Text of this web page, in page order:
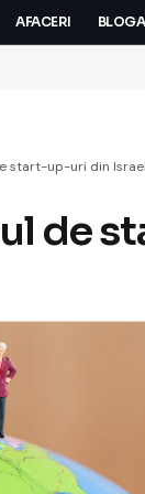
AFACERI
start-up-uri din Israel
de